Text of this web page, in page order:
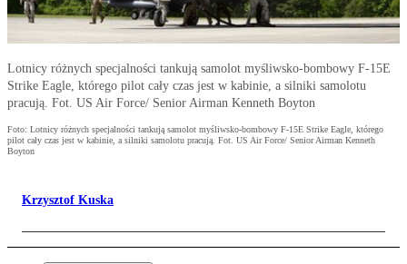
Lotnicy różnych specjalności tankują samolot myśliwsko-bombowy F-15E
Strike Eagle, którego pilot cały czas jest w kabinie, a silniki samolotu
pracują. Fot. US Air Force/ Senior Airman Kenneth Boyton
Foto: Lotnicy różnych specjalności tankują samolot myśliwsko-bombowy F-15E Strike Eagle, którego
pilot cały czas jest w kabinie, a silniki samolotu pracują. Fot. US Air Force/ Senior Airman Kenneth
Boyton
Krzysztof Kuska